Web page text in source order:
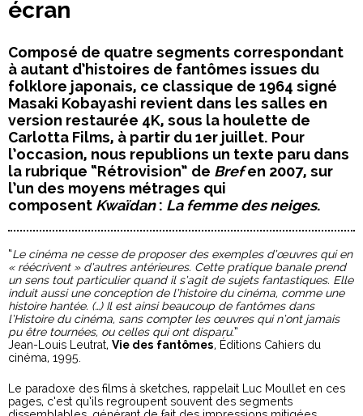
écran
Composé de quatre segments correspondant
à autant d’histoires de fantômes issues du
folklore japonais, ce classique de 1964 signé
Masaki Kobayashi revient dans les salles en
version restaurée 4K, sous la houlette de
Carlotta Films, à partir du 1er juillet. Pour
l’occasion, nous republions un texte paru dans
la rubrique “Rétrovision” de Brefen 2007, sur
l’un des moyens métrages qui
composent Kwaïdan: La femme des neiges.
“Le cinéma ne cesse de proposer des exemples d’œuvres qui en
« réécrivent » d’autres antérieures. Cette pratique banale prend
un sens tout particulier quand il s’agit de sujets fantastiques. Elle
induit aussi une conception de l’histoire du cinéma, comme une
histoire hantée. (…) Il est ainsi beaucoup de fantômes dans
l’Histoire du cinéma, sans compter les œuvres qui n’ont jamais
pu être tournées, ou celles qui ont disparu.”
Jean-Louis Leutrat, Vie des fantômes, Éditions Cahiers du
cinéma, 1995.
Le paradoxe des films à sketches, rappelait Luc Moullet en ces
pages, c’est qu’ils regroupent souvent des segments